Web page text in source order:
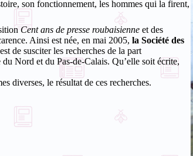
son fonctionnement, les hommes qui la firent,
Cent ans de presse roubaisienne et des
Ainsi est née, en mai 2005, la Société des
de susciter les recherches de la part
Nord et du Pas-de-Calais. Qu’elle soit écrite,
diverses, le résultat de ces recherches.